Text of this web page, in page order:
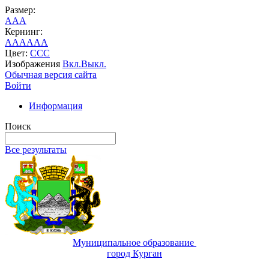
Размер:
AAA
Кернинг:
AAAAAA
Цвет: CCC
Изображения Вкл.Выкл.
Обычная версия сайта
Войти
Информация
Поиск
Все результаты
Муниципальное образование
город Курган